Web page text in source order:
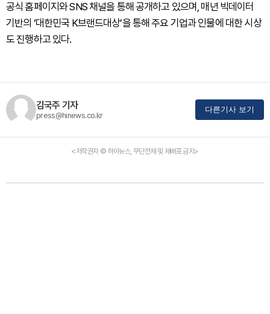
공식 홈페이지와 SNS 채널을 통해 공개하고 있으며, 매년 빅데이터
기반의 ‘대한민국 K브랜드대상’을 통해 주요 기업과 인물에 대한 시상
도 진행하고 있다.
김국주 기자
press@hinews.co.kr
다른기사 보기
<저작권자 © 하이뉴스, 무단전재 및 재배포 금지>